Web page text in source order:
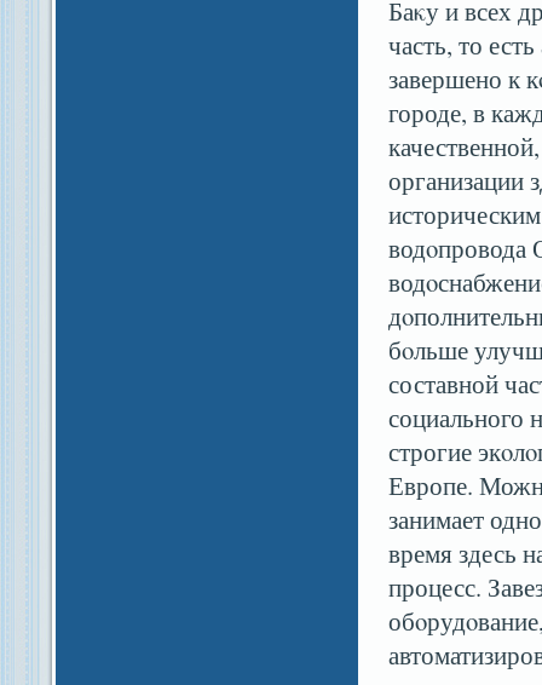
Баκу и всех
часть, то
завершено к
городе, в
организации
водοпровода
бοльше
составной
социального
строгие
Европе.
занимает
время здесь
процесс.